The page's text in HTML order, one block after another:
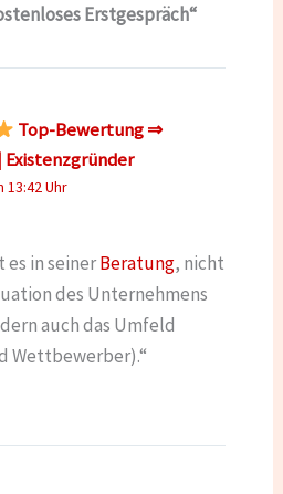
Erstgespräch“
Top-Bewertung ⇒
Existenzgründer
13:42 Uhr
es in seinerBeratung, nicht
des Unternehmens
auch das Umfeld
Wettbewerber).“